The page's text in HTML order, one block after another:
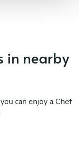
in nearby
can enjoy a Chef